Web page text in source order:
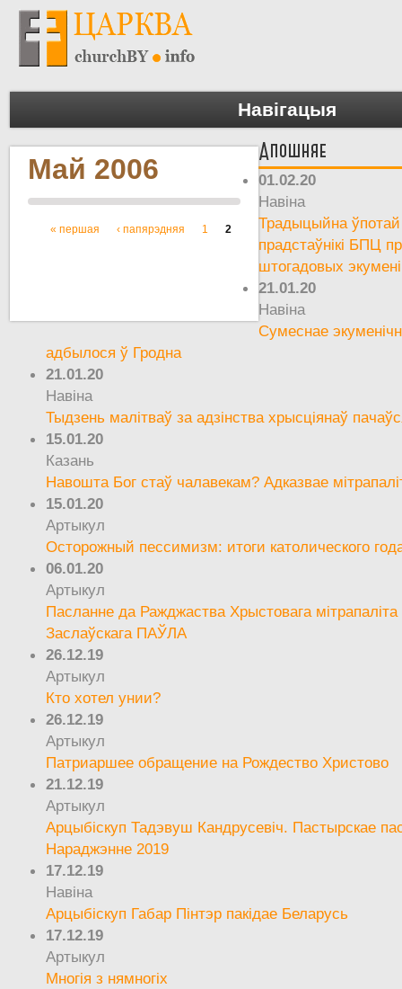
Навігацыя
Май 2006
Старонкі
« першая ‹ папярэдняя 1 2
Апошняе
01.02.20
Навіна
Традыцыйна ўпотай
прадстаўнікі БПЦ
штогадовых
21.01.20
Навіна
Сумеснае
адбылося ў Гродна
21.01.20
Навіна
Тыдзень малітваў за адзінства хрысціянаў
15.01.20
Казань
Навошта Бог стаў чалавекам? Адказвае
15.01.20
Артыкул
Осторожный пессимизм: итоги католического
06.01.20
Артыкул
Пасланне да Ражджаства Хрыстовага мітрапаліта
Заслаўскага ПАЎЛА
26.12.19
Артыкул
Кто хотел унии?
26.12.19
Артыкул
Патриаршее обращение на Рождество Христово
21.12.19
Артыкул
Арцыбіскуп Тадэвуш Кандрусевіч. Пастырскае
Нараджэнне 2019
17.12.19
Навіна
Арцыбіскуп Габар Пінтэр пакідае Беларусь
17.12.19
Артыкул
Многія з нямногіх